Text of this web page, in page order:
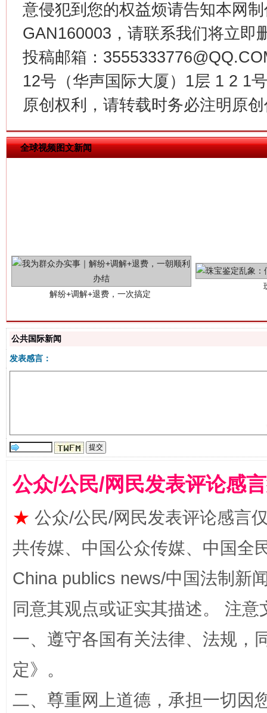
意侵犯到您的权益烦请告知本网
GAN160003，请联系我们将立即
投稿邮箱：
12号（华声国际大厦）1层 1 2 1
原创权利，请转载时务必注明原
全球视频图文新闻
揭批美国五大"原罪"
漫山遍野的桃花与雪山、麦地、白藏房 除
招工难、用工荒背后
公共国际新闻
发表感言：
公众/公民/网民发表评论感
★ 公众/公民/网民发表评论感言
共传媒、中国公众传媒、中国全
China publics news/中国法制新
同意其观点或证实其描述。 注
一、遵守各国有关法律、法规，
定》。
二、尊重网上道德，承担一切因